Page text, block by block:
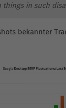
things in such
bekannter